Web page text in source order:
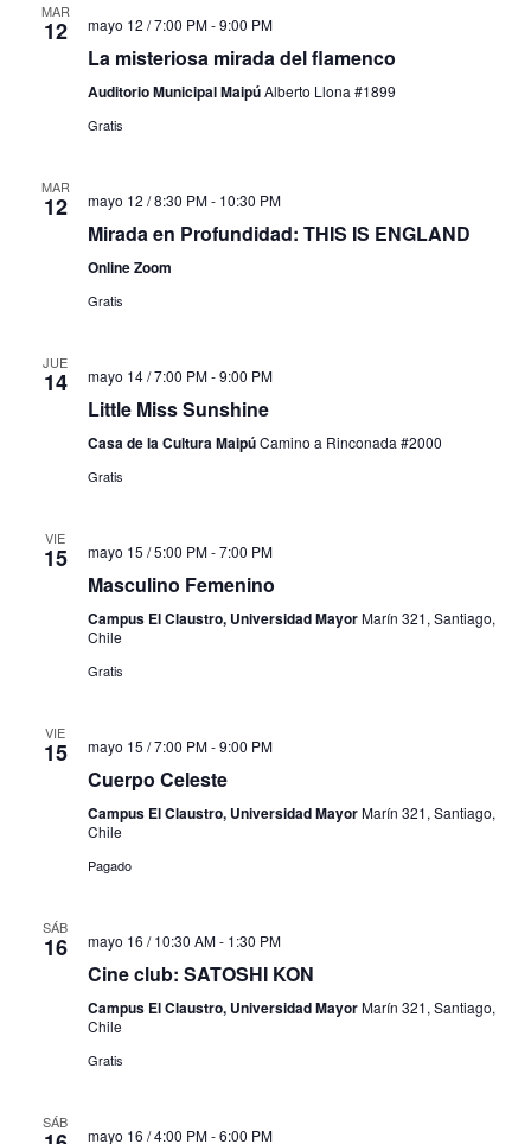
MAR
12 mayo 12 / 7:00 PM-9:00 PM
La misteriosa mirada del flamenco
Auditorio Municipal MaipúAlberto Llona #1899
Gratis
MAR
12 mayo 12 / 8:30 PM- 10:30 PM
Mirada en Profundidad: THIS IS ENGLAND
Online Zoom
Gratis
JUE
14 mayo 14 / 7:00 PM-9:00 PM
Little Miss Sunshine
Casa de la Cultura MaipúCamino a Rinconada #2000
Gratis
VIE
15 mayo 15 / 5:00 PM-7:00 PM
Masculino Femenino
Campus El Claustro, Universidad MayorMarín 321, Santiago,
Chile
Gratis
VIE
15 mayo 15 / 7:00 PM-9:00 PM
Cuerpo Celeste
Campus El Claustro, Universidad MayorMarín 321, Santiago,
Chile
Pagado
SÁB
16 mayo 16 / 10:30 AM- 1:30 PM
Cine club: SATOSHI KON
Campus El Claustro, Universidad MayorMarín 321, Santiago,
Chile
Gratis
SÁB
mayo 16 / 4:00 PM-6:00 PM